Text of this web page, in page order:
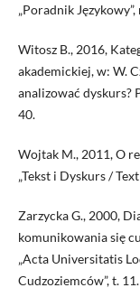
„Poradnik
Witosz B., 2016,
akademickiej, w: W.
analizować dyskurs?
40.
Wojtak M., 2011, O
„Tekst i Dyskurs /
Zarzycka G., 2000,
komunikowania się
„Acta Universitatis
Cudzoziemców”, t. 11.